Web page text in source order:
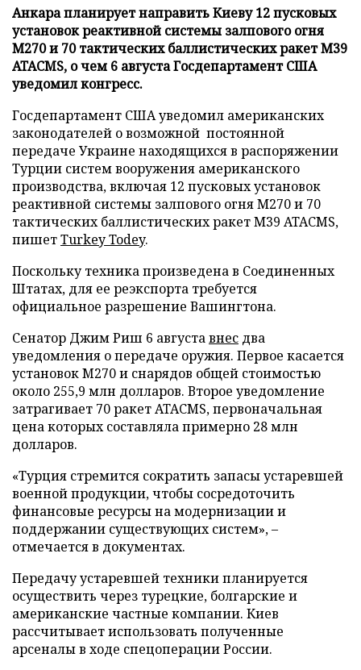
Анкара планирует направить Киеву 12 пусковых
установок реактивной системы залпового огня
М270 и 70 тактических баллистических ракет М39
ATACMS, о чем 6 августа Госдепартамент США
уведомил конгресс.
Госдепартамент США уведомил американских
законодателей о возможной постоянной
передаче Украине находящихся в распоряжении
Турции систем вооружения американского
производства, включая 12 пусковых установок
реактивной системы залпового огня М270 и 70
тактических баллистических ракет М39 ATACMS,
пишетTurkey Todey.
Поскольку техника произведена в Соединенных
Штатах, для ее реэкспорта требуется
официальное разрешение Вашингтона.
Сенатор Джим Риш 6 августавнес два
уведомления о передаче оружия. Первое касается
установок M270 и снарядов общей стоимостью
около 255,9 млн долларов. Второе уведомление
затрагивает 70 ракет ATACMS, первоначальная
цена которых составляла примерно 28 млн
долларов.
«Турция стремится сократить запасы устаревшей
военной продукции, чтобы сосредоточить
финансовые ресурсы на модернизации и
поддержании существующих систем», –
отмечается в документах.
Передачу устаревшей техники планируется
осуществить через турецкие, болгарские и
американские частные компании. Киев
рассчитывает использовать полученные
арсеналы в ходе спецоперации России.